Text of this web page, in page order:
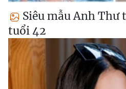
Siêu mẫu Anh Thư
tuổi 42